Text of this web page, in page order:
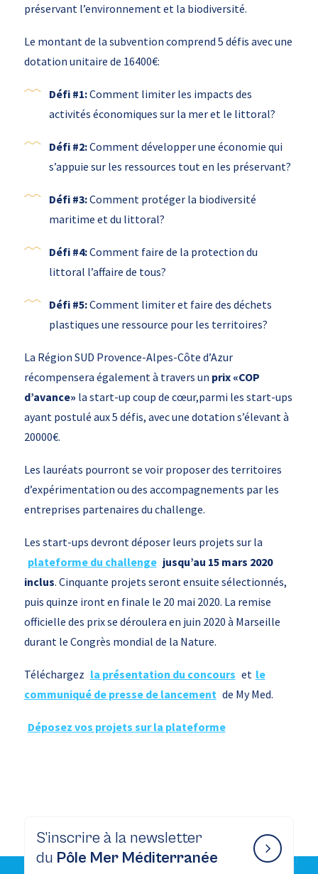
préservant l’environnement et la biodiversité.
Le montant de la subvention comprend 5 défis avec une
dotation unitaire de 16400€:
Défi #1:Comment limiter les impacts des
activités économiques sur la mer et le littoral?
Défi #2:Comment développer une économie qui
s’appuie sur les ressources tout en les préservant?
Défi #3:Comment protéger la biodiversité
maritime et du littoral?
Défi #4:Comment faire de la protection du
littoral l’affaire de tous?
Défi #5:Comment limiter et faire des déchets
plastiques une ressource pour les territoires?
La Région SUD Provence-Alpes-Côte d’Azur
récompensera également à travers un prix «COP
d’avance» la start-up coup de cœur,parmi les start-ups
ayant postulé aux 5 défis, avec une dotation s’élevant à
20000€.
Les lauréats pourront se voir proposer des territoires
d’expérimentation ou des accompagnements par les
entreprises partenaires du challenge.
Les start-ups devront déposer leurs projets sur la
plateforme du challenge jusqu’au 15 mars 2020
inclus. Cinquante projets seront ensuite sélectionnés,
puis quinze iront en finale le 20 mai 2020. La remise
officielle des prix se déroulera en juin 2020 à Marseille
durant le Congrès mondial de la Nature.
Téléchargez la présentation du concours et le
communiqué de presse de lancement de My Med.
Déposez vos projets sur la plateforme
S’inscrire à la newsletter
du Pôle Mer Méditerranée